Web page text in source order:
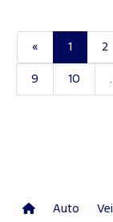
« 1 2
9 10
Auto